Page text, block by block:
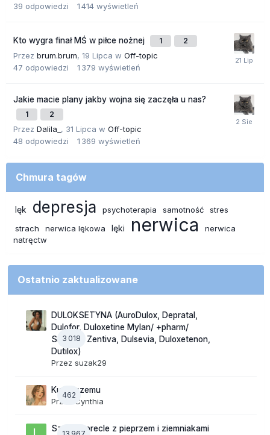
39 odpowiedzi 1 414 wyświetleń
Kto wygra finał MŚ w piłce nożnej 1 2
Przez brum.brum, 19 Lipca w Off-topic
47 odpowiedzi 1 379 wyświetleń
Jakie macie plany jakby wojna się zaczęła u nas?
1 2
Przez Dalila_ , 31 Lipca w Off-topic
48 odpowiedzi 1 369 wyświetleń
Chmura tagów
lęk depresja psychoterapia samotność
stres
strach
nerwica lękowa lęki nerwica
nerwica
natręctw
Ostatnio zaktualizowane
3 018
DULOKSETYNA (AuroDulox, Depratal,
Dulofor, Duloxetine Mylan/ +pharm/
Sandoz/ Zentiva, Dulsevia, Duloxetenon,
Dutilox)
Przez suzak29
462
Ku lepszemu
Przez
Cynthia
Szalone precle z pieprzem i ziemniakami